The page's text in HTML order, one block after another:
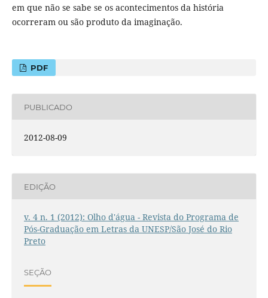
em que não se sabe se os acontecimentos da história
ocorreram ou são produto da imaginação.
PDF
PUBLICADO
2012-08-09
EDIÇÃO
v. 4 n. 1 (2012): Olho d'água - Revista do Programa de
Pós-Graduação em Letras da UNESP/São José do Rio
Preto
SEÇÃO